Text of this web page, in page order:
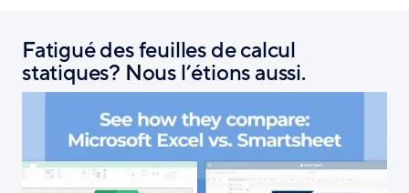
Fatigué des feuilles de calcul
statiques? Nous l’étions aussi.